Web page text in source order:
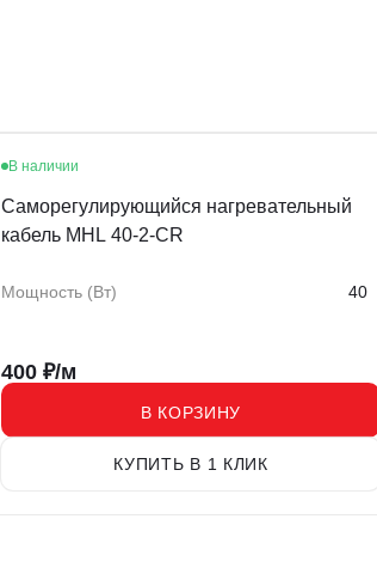
Хит
В наличии
Саморегулирующийся нагревательный
кабель MHL 40-2-CR
Мощность (Вт) 40
400 ₽/м
В КОРЗИНУ
КУПИТЬ В 1 КЛИК